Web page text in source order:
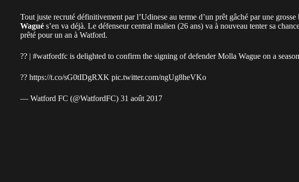
Tout juste recruté définitivement par l’Udinese au terme d’un prêt gâché par une grosse
Wagué s’en va déjà. Le défenseur central malien (26 ans) va à nouveau tenter sa
prêté pour un an à Watford.
?? | #watfordfc is delighted to confirm the signing of defender Molla Wague on a
?? https://t.co/sG0tIDgRXK pic.twitter.com/ngUg8heVKo
— Watford FC (@WatfordFC) 31 août 2017